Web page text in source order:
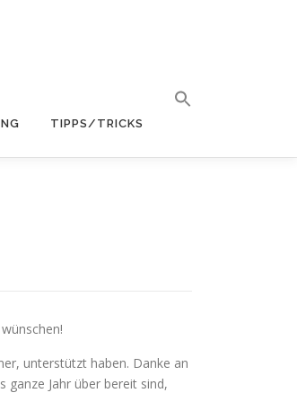
TIPPS/TRICKS
unterstützt haben. Danke an
ganze Jahr über bereit sind,